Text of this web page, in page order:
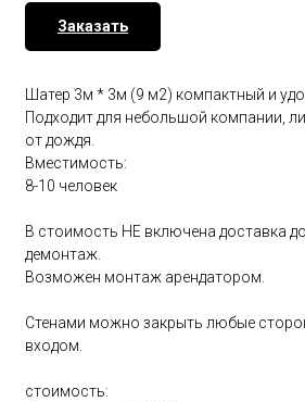
Заказать
Шатер 3м * 3м (9 м2) компактный и
Подходит для небольшой компании,
от дождя.
Вместимость:
8-10 человек
В стоимость НЕ включена доставка
демонтаж.
Возможен монтаж арендатором.
Стенами можно закрыть любые
входом.
стоимость: